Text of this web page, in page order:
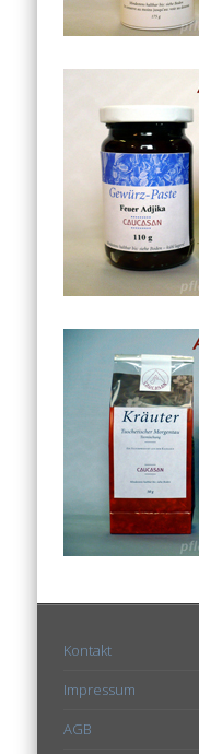
Kontakt
Impressum
AGB